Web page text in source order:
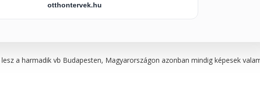
otthontervek.hu
a harmadik vb Budapesten, Magyarországon azonban mindig képesek